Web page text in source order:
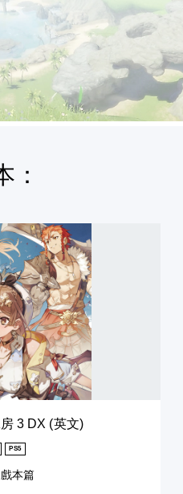
：
3 DX (英文)
PS5
本篇